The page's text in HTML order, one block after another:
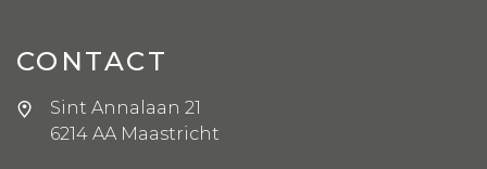
CONTACT
Sint Annalaan 21
6214 AA Maastricht